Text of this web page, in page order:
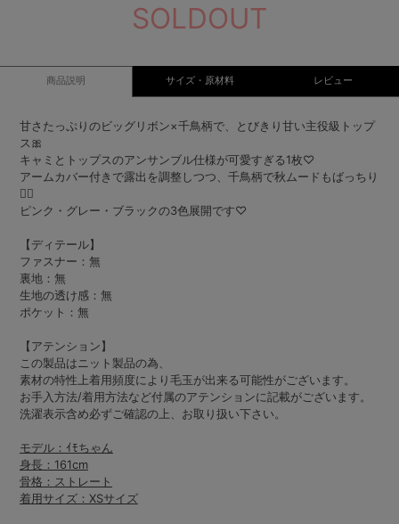
SOLDOUT
商品説明 サイズ・原材料 レビュー
甘さたっぷりのビッグリボン×千鳥柄で、とびきり甘い主役級トップ
ス🎀
キャミとトップスのアンサンブル仕様が可愛すぎる1枚♡
アームカバー付きで露出を調整しつつ、千鳥柄で秋ムードもばっちり
👌🏻
ピンク・グレー・ブラックの3色展開です♡
【ディテール】
ファスナー：無
裏地：無
生地の透け感：無
ポケット：無
【アテンション】
この製品はニット製品の為、
素材の特性上着用頻度により毛玉が出来る可能性がございます。
お手入方法/着用方法など付属のアテンションに記載がございます。
洗濯表示含め必ずご確認の上、お取り扱い下さい。
モデル：ｲﾓちゃん
身長：161cm
骨格：ストレート
着用サイズ：XSサイズ